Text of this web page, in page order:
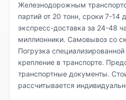
Железнодорожным
партий от 20 тонн, сроки 7-14
экспресс-доставка за 24-48
миллионники. Самовывоз со
Погрузка
крепление в транспорте.
транспортные документы.
рассчитывается